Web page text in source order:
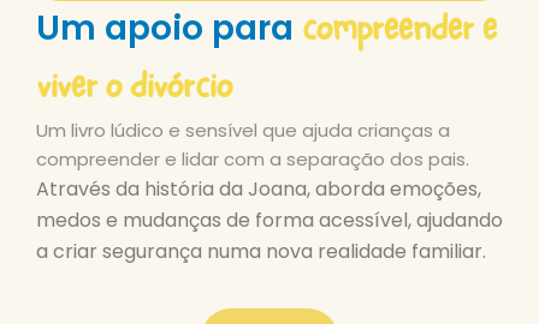
Um apoio para compreender e
viver o divórcio
Um livro lúdico e sensível que ajuda crianças a
compreender e lidar com a separação dos pais.
Através da história da Joana, aborda emoções,
medos e mudanças de forma acessível, ajudando
a criar segurança numa nova realidade familiar.